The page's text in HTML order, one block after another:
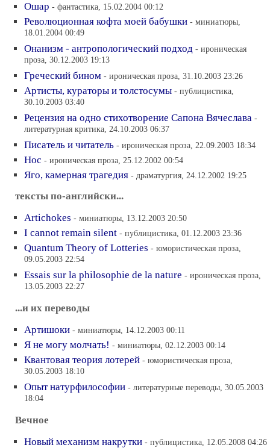
Ошар - фантастика, 15.02.2004 00:12
Революционная кофта моей бабушки - миниатюры,
18.01.2004 00:49
Онанизм - антропологический подход - ироническая
проза, 30.12.2003 19:13
Греческий бином - ироническая проза, 31.10.2003 23:26
Артисты, кураторы и толстосумы - публицистика,
30.10.2003 03:40
Рецензия на одно стихотворение Сапона Вячеслава -
литературная критика, 24.10.2003 06:37
Писатель и читатель - ироническая проза, 22.09.2003 18:34
Нос - ироническая проза, 25.12.2002 00:54
Яго, камерная трагедия - драматургия, 24.12.2002 19:25
тексты по-английски...
Artichokes - миниатюры, 13.12.2003 20:50
I cannot remain silent - публицистика, 01.12.2003 23:36
Quantum Theory of Lotteries - юмористическая проза,
09.05.2003 22:54
Essais sur la philosophie de la nature - ироническая проза,
13.05.2003 22:27
...и их переводы
Артишоки - миниатюры, 14.12.2003 00:11
Я не могу молчать! - миниатюры, 02.12.2003 00:14
Квантовая теория лотерей - юмористическая проза,
30.05.2003 18:10
Опыт натурфилософии - литературные переводы, 30.05.2003
18:04
Вечное
Новый механизм накрутки - публицистика, 12.05.2008 04:26